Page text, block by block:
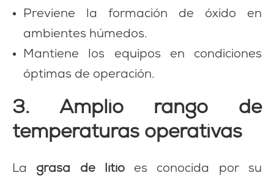
Previene la formación de óxido en
ambientes húmedos.
Mantiene los equipos en condiciones
óptimas de operación.
3. Amplio rango de
temperaturas operativas
La grasa de litioes conocida por su